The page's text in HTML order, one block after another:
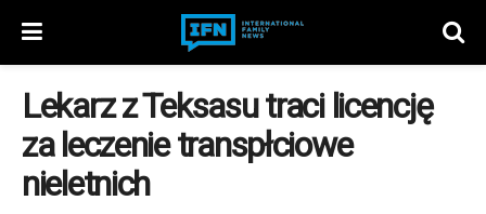
Lekarz z Teksasu traci licencję
za leczenie transpłciowe
nieletnich